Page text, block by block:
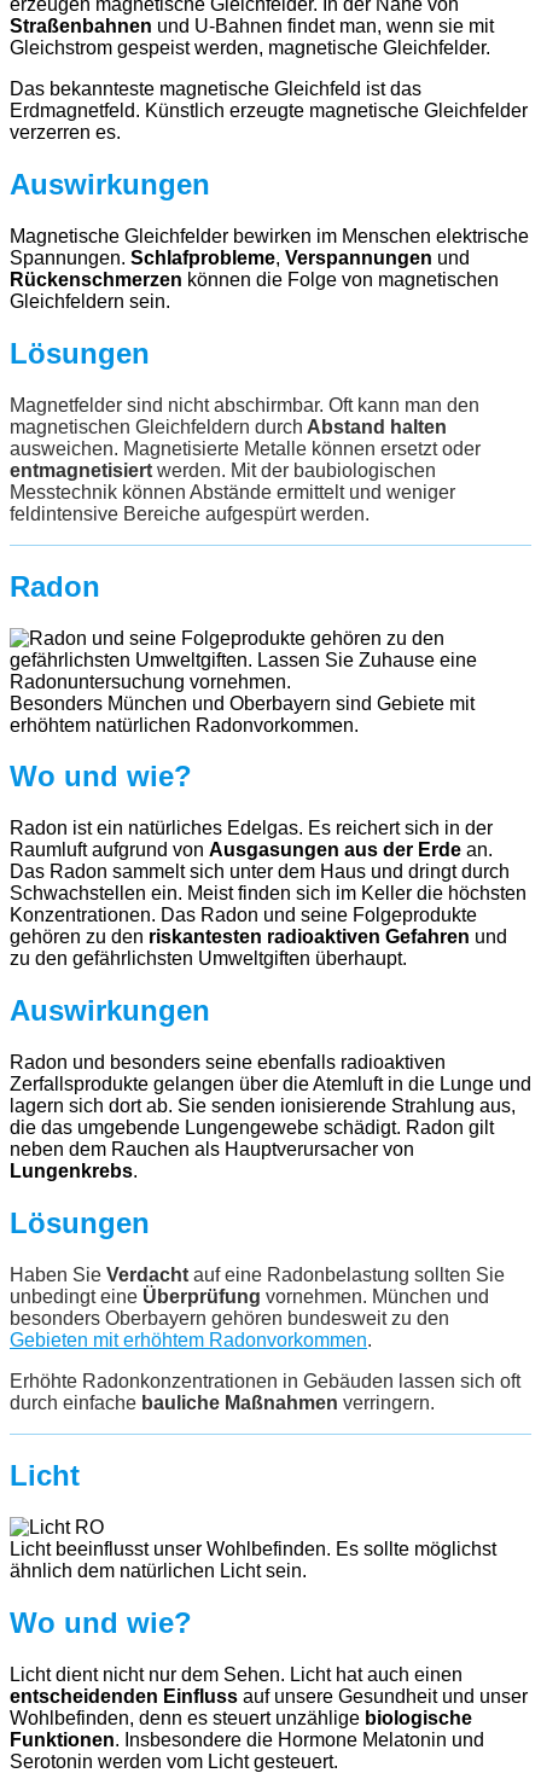
erzeugen magnetische Gleichfelder. In der Nähe von
Straßenbahnen und U-Bahnen findet man, wenn sie mit
Gleichstrom gespeist werden, magnetische Gleichfelder.
Das bekannteste magnetische Gleichfeld ist das
Erdmagnetfeld. Künstlich erzeugte magnetische Gleichfelder
verzerren es.
Auswirkungen
Magnetische Gleichfelder bewirken im Menschen elektrische
Spannungen. Schlafprobleme, Verspannungen und
Rückenschmerzen können die Folge von magnetischen
Gleichfeldern sein.
Lösungen
Magnetfelder sind nicht abschirmbar. Oft kann man den
magnetischen Gleichfeldern durch Abstand halten
ausweichen. Magnetisierte Metalle können ersetzt oder
entmagnetisiert werden. Mit der baubiologischen
Messtechnik können Abstände ermittelt und weniger
feldintensive Bereiche aufgespürt werden.
Radon
Besonders München und Oberbayern sind Gebiete mit
erhöhtem natürlichen Radonvorkommen.
Wo und wie?
Radon ist ein natürliches Edelgas. Es reichert sich in der
Raumluft aufgrund von Ausgasungen aus der Erde an.
Das Radon sammelt sich unter dem Haus und dringt durch
Schwachstellen ein. Meist finden sich im Keller die höchsten
Konzentrationen. Das Radon und seine Folgeprodukte
gehören zu den riskantesten radioaktiven Gefahren und
zu den gefährlichsten Umweltgiften überhaupt.
Auswirkungen
Radon und besonders seine ebenfalls radioaktiven
Zerfallsprodukte gelangen über die Atemluft in die Lunge und
lagern sich dort ab. Sie senden ionisierende Strahlung aus,
die das umgebende Lungengewebe schädigt. Radon gilt
neben dem Rauchen als Hauptverursacher von
Lungenkrebs.
Lösungen
Haben Sie Verdacht auf eine Radonbelastung sollten Sie
unbedingt eine Überprüfung vornehmen. München und
besonders Oberbayern gehören bundesweit zu den
Gebieten mit erhöhtem Radonvorkommen.
Erhöhte Radonkonzentrationen in Gebäuden lassen sich oft
durch einfache bauliche Maßnahmen verringern.
Licht
Licht beeinflusst unser Wohlbefinden. Es sollte möglichst
ähnlich dem natürlichen Licht sein.
Wo und wie?
Licht dient nicht nur dem Sehen. Licht hat auch einen
entscheidenden Einfluss auf unsere Gesundheit und unser
Wohlbefinden, denn es steuert unzählige biologische
Funktionen. Insbesondere die Hormone Melatonin und
Serotonin werden vom Licht gesteuert.